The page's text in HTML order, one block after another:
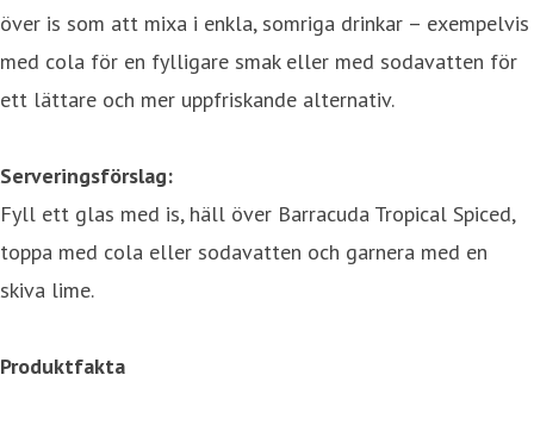
över is som att mixa i enkla, somriga drinkar – exempelvis
med cola för en fylligare smak eller med sodavatten för
ett lättare och mer uppfriskande alternativ.
Serveringsförslag:
Fyll ett glas med is, häll över Barracuda Tropical Spiced,
toppa med cola eller sodavatten och garnera med en
skiva lime.
Produktfakta